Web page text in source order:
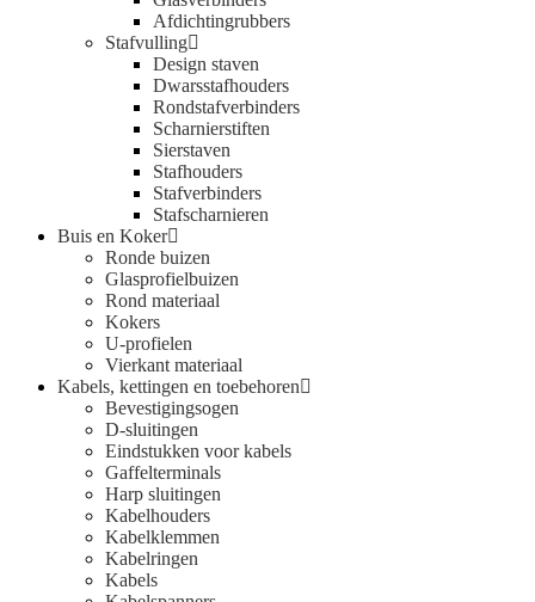
Afdichtingrubbers
Stafvulling
Design staven
Dwarsstafhouders
Rondstafverbinders
Scharnierstiften
Sierstaven
Stafhouders
Stafverbinders
Stafscharnieren
Buis en Koker
Ronde buizen
Glasprofielbuizen
Rond materiaal
Kokers
U-profielen
Vierkant materiaal
Kabels, kettingen en toebehoren
Bevestigingsogen
D-sluitingen
Eindstukken voor kabels
Gaffelterminals
Harp sluitingen
Kabelhouders
Kabelklemmen
Kabelringen
Kabels